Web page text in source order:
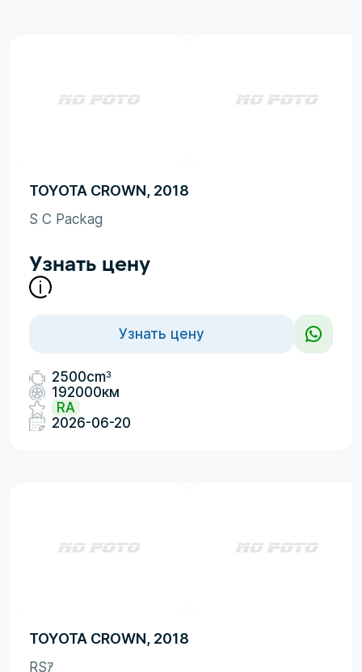
TOYOTA CROWN, 2018
S C Packag
Узнать цену
Узнать цену
2500cm3
192000км
RA
2026-06-20
TOYOTA CROWN, 2018
RSｱ